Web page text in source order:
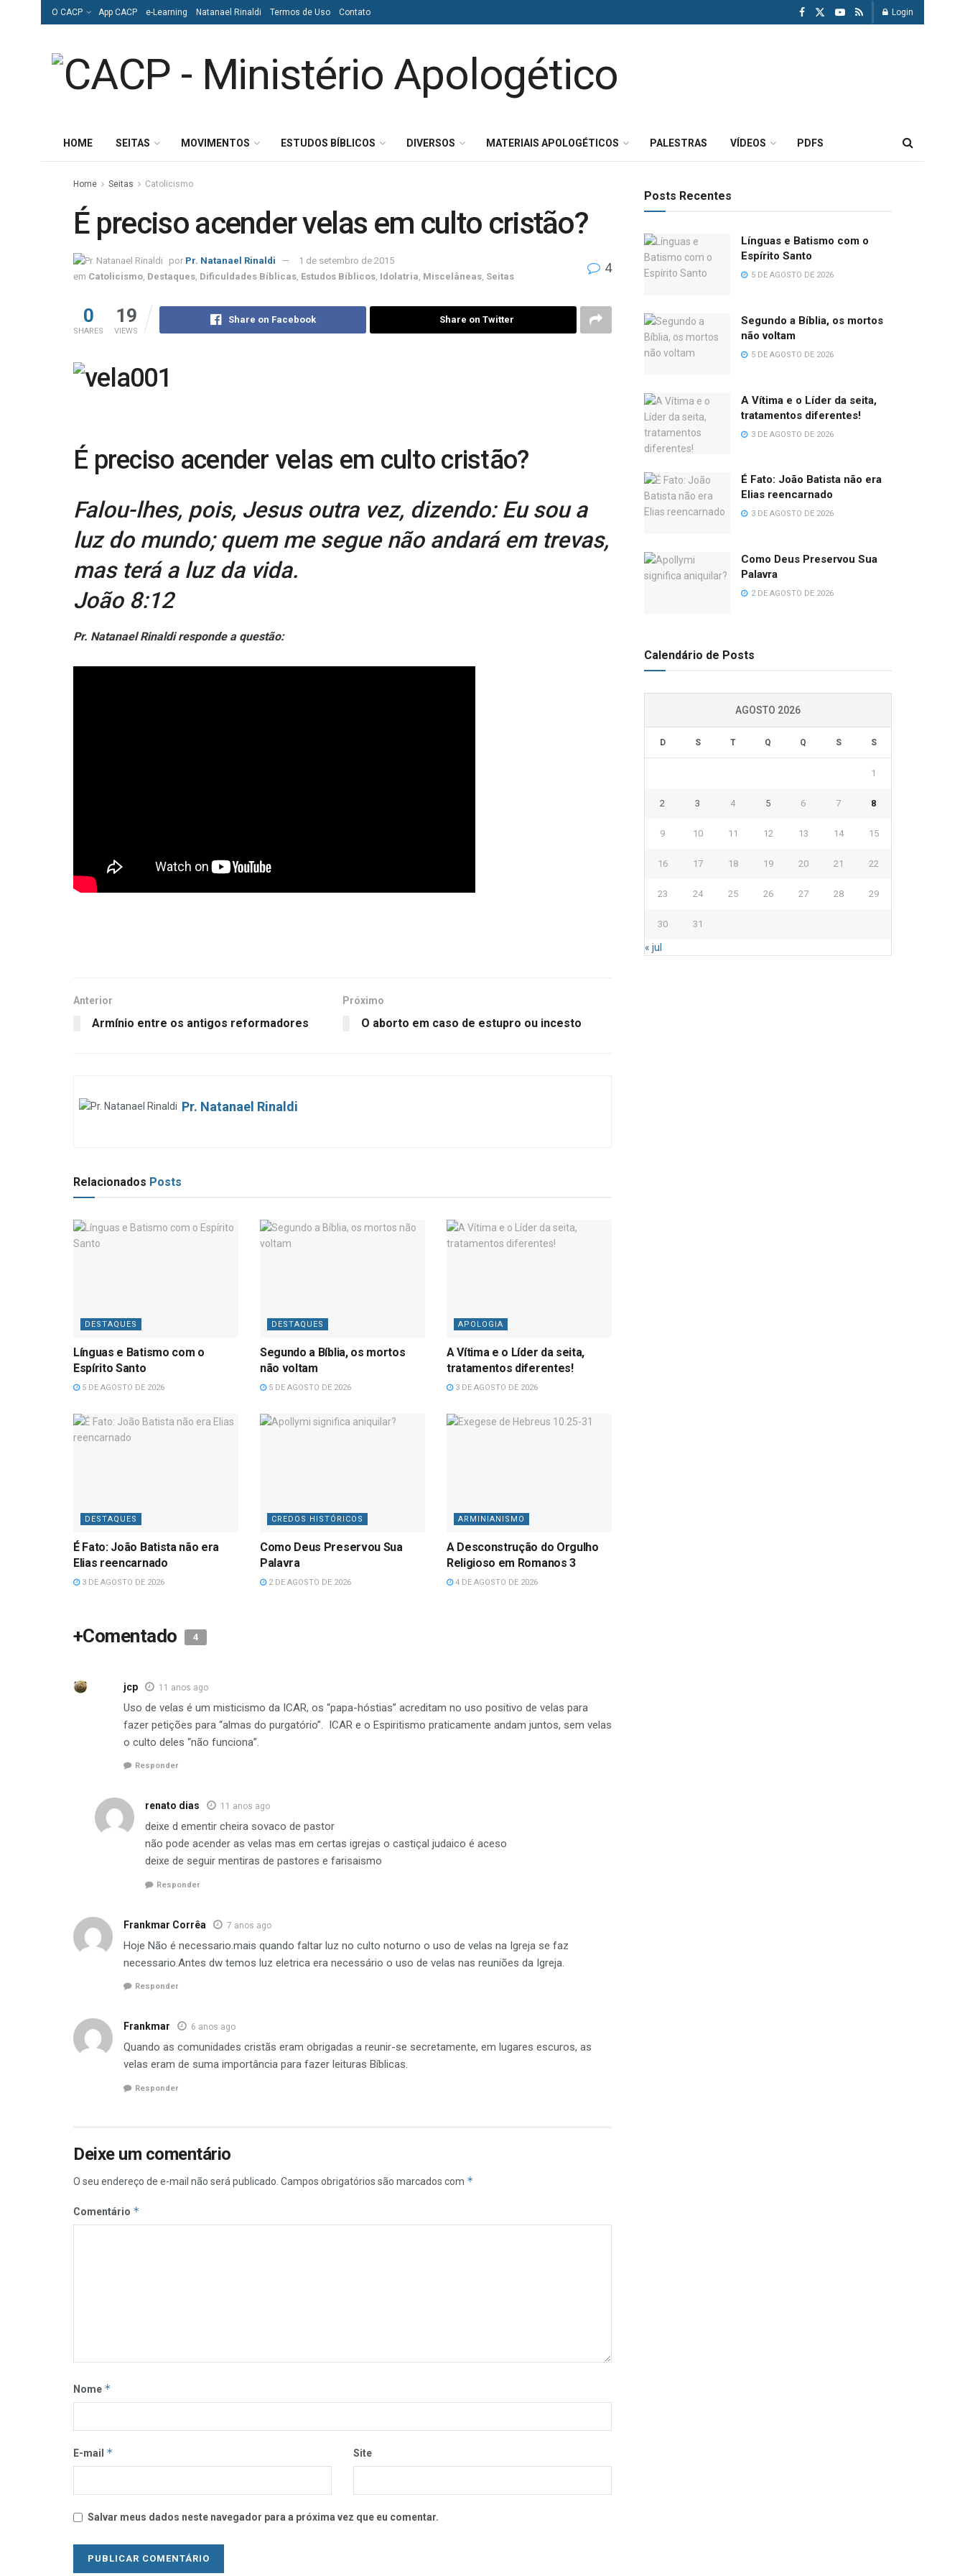
O CACP App CACP e-Learning Natanael Rinaldi Termos de Uso Contato Login
HOME SEITAS MOVIMENTOS ESTUDOS BÍBLICOS DIVERSOS MATERIAIS APOLOGÉTICOS PALESTRAS VÍDEOS PDFS
Home Seitas Catolicismo
É preciso acender velas em culto cristão?
por Pr. Natanael Rinaldi
1 de setembro de 2015
em Catolicismo, Destaques, Dificuldades Bíblicas, Estudos Bíblicos, Idolatria, Miscelâneas, Seitas
4
0
SHARES
19
VIEWS
Share on Facebook Share on Twitter
É preciso acender velas em culto cristão?
Falou-lhes, pois, Jesus outra vez, dizendo: Eu sou a
luz do mundo; quem me segue não andará em trevas,
mas terá a luz da vida.
João 8:12
Pr. Natanael Rinaldi responde a questão:
Anterior
Armínio entre os antigos reformadores
Próximo
O aborto em caso de estupro ou incesto
Pr. Natanael Rinaldi
Relacionados Posts
DESTAQUES
Línguas e Batismo com o
Espírito Santo
5 DE AGOSTO DE 2026
DESTAQUES
Segundo a Bíblia, os mortos
não voltam
5 DE AGOSTO DE 2026
APOLOGIA
A Vítima e o Líder da seita,
tratamentos diferentes!
3 DE AGOSTO DE 2026
DESTAQUES
É Fato: João Batista não era
Elias reencarnado
3 DE AGOSTO DE 2026
CREDOS HISTÓRICOS
Como Deus Preservou Sua
Palavra
2 DE AGOSTO DE 2026
ARMINIANISMO
A Desconstrução do Orgulho
Religioso em Romanos 3
4 DE AGOSTO DE 2026
+Comentado 4
jcp 11 anos ago
Uso de velas é um misticismo da ICAR, os “papa-hóstias” acreditam no uso positivo de velas para
fazer petições para “almas do purgatório”. ICAR e o Espiritismo praticamente andam juntos, sem velas
o culto deles “não funciona”.
Responder
renato dias 11 anos ago
deixe d ementir cheira sovaco de pastor
não pode acender as velas mas em certas igrejas o castiçal judaico é aceso
deixe de seguir mentiras de pastores e farisaismo
Responder
Frankmar Corrêa 7 anos ago
Hoje Não é necessario.mais quando faltar luz no culto noturno o uso de velas na Igreja se faz
necessario.Antes dw temos luz eletrica era necessário o uso de velas nas reuniões da Igreja.
Responder
Frankmar 6 anos ago
Quando as comunidades cristãs eram obrigadas a reunir-se secretamente, em lugares escuros, as
velas eram de suma importância para fazer leituras Bíblicas.
Responder
Deixe um comentário
O seu endereço de e-mail não será publicado. Campos obrigatórios são marcados com *
Comentário *
Nome *
E-mail * Site
Salvar meus dados neste navegador para a próxima vez que eu comentar.
Posts Recentes
Línguas e Batismo com o
Espírito Santo
5 DE AGOSTO DE 2026
Segundo a Bíblia, os mortos
não voltam
5 DE AGOSTO DE 2026
A Vítima e o Líder da seita,
tratamentos diferentes!
3 DE AGOSTO DE 2026
É Fato: João Batista não era
Elias reencarnado
3 DE AGOSTO DE 2026
Como Deus Preservou Sua
Palavra
2 DE AGOSTO DE 2026
Calendário de Posts
AGOSTO 2026
D S T Q Q S S
1
2 3 4 5 6 7 8
9 10 11 12 13 14 15
16 17 18 19 20 21 22
23 24 25 26 27 28 29
30 31
« jul